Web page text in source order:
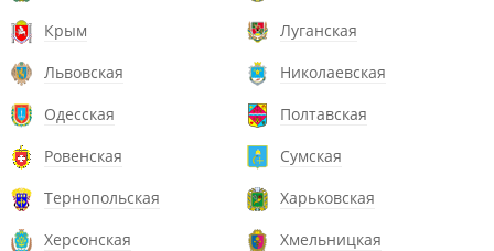
Крым
Луганская
Львовская
Николаевская
Одесская
Полтавская
Ровенская
Сумская
Тернопольская
Харьковская
Херсонская
Хмельницкая